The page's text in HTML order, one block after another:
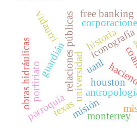
universidad
historia
relaciones públicas iconografía
misión
guardián
parroquia
vidaurri
monterrey
free banking
porfiriato
obras hidráulicas uanl
texas
houston